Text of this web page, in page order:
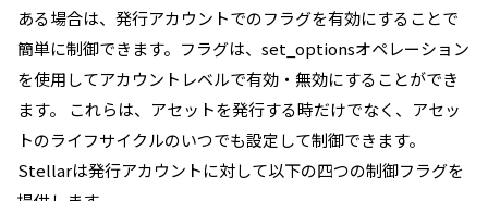
ある場合は、発行アカウントでのフラグを有効にすることで
簡単に制御できます。 フラグは、set_optionsオペレーション
を使用してアカウントレベルで有効・無効にすることができ
ます。 これらは、アセットを発行する時だけでなく、アセッ
トのライフサイクルのいつでも設定して制御できます。
Stellarは発行アカウントに対して以下の四つの制御フラグを